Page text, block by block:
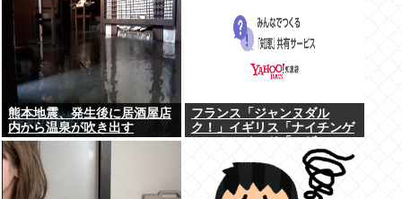
熊本地震、発生後に居酒屋店
内から温泉が吹き出す
フランス「ジャンヌダル
ク！」イギリス「ナイチンゲ